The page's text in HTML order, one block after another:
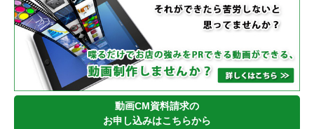
動画CM資料請求の
お申し込みはこちらから